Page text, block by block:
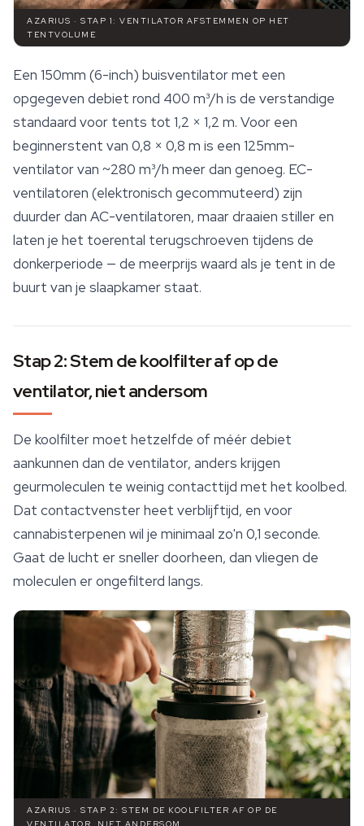
AZARIUS · STAP 1: VENTILATOR AFSTEMMEN OP HET
TENTVOLUME
Een 150mm (6-inch) buisventilator met een
opgegeven debiet rond 400 m³/h is de verstandige
standaard voor tents tot 1,2 × 1,2 m. Voor een
beginnerstent van 0,8 × 0,8 m is een 125mm-
ventilator van ~280 m³/h meer dan genoeg. EC-
ventilatoren (elektronisch gecommuteerd) zijn
duurder dan AC-ventilatoren, maar draaien stiller en
laten je het toerental terugschroeven tijdens de
donkerperiode — de meerprijs waard als je tent in de
buurt van je slaapkamer staat.
Stap 2: Stem de koolfilter af op de
ventilator, niet andersom
De koolfilter moet hetzelfde of méér debiet
aankunnen dan de ventilator, anders krijgen
geurmoleculen te weinig contacttijd met het koolbed.
Dat contactvenster heet verblijftijd, en voor
cannabisterpenen wil je minimaal zo'n 0,1 seconde.
Gaat de lucht er sneller doorheen, dan vliegen de
moleculen er ongefilterd langs.
AZARIUS · STAP 2: STEM DE KOOLFILTER AF OP DE